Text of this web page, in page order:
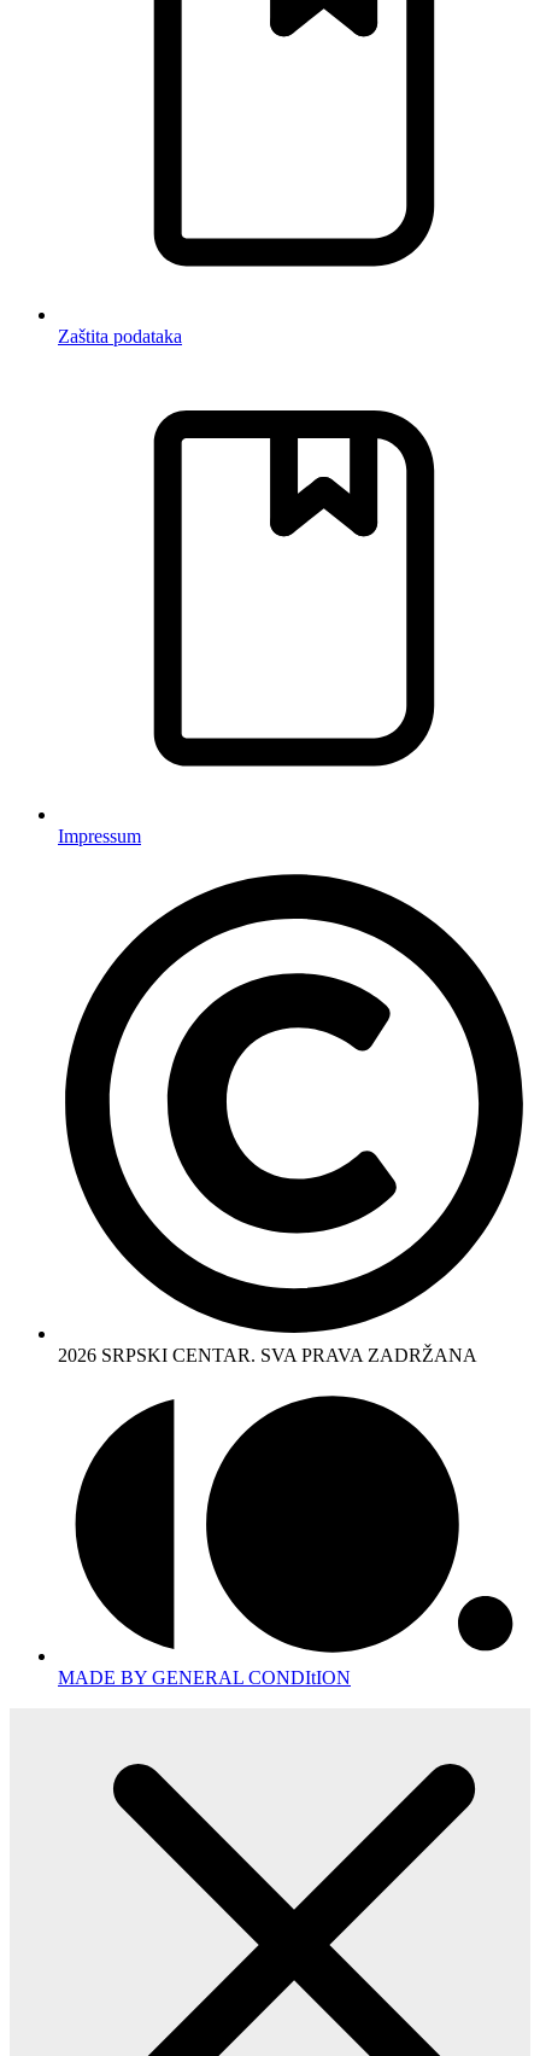
Zaštita podataka
Impressum
2026 SRPSKI CENTAR. SVA PRAVA ZADRŽANA
MADE BY GENERAL CONDItION